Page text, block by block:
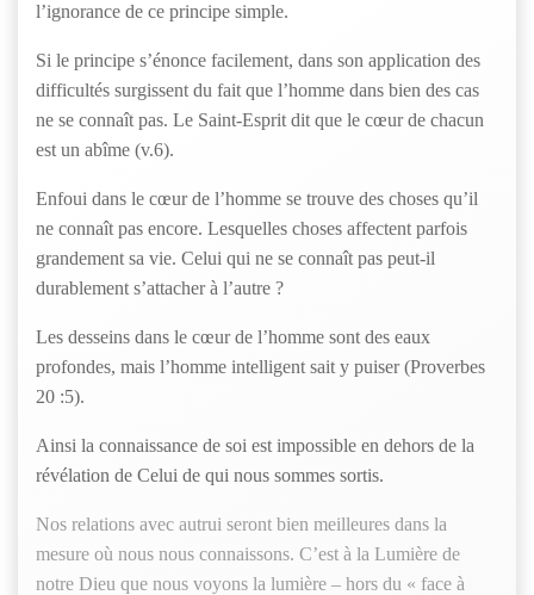
l’ignorance de ce principe simple.
Si le principe s’énonce facilement, dans son application des
difficultés surgissent du fait que l’homme dans bien des cas
ne se connaît pas. Le Saint-Esprit dit que le cœur de chacun
est un abîme (v.6).
Enfoui dans le cœur de l’homme se trouve des choses qu’il
ne connaît pas encore. Lesquelles choses affectent parfois
grandement sa vie. Celui qui ne se connaît pas peut-il
durablement s’attacher à l’autre ?
Les desseins dans le cœur de l’homme sont des eaux
profondes, mais l’homme intelligent sait y puiser (Proverbes
20 :5).
Ainsi la connaissance de soi est impossible en dehors de la
révélation de Celui de qui nous sommes sortis.
Nos relations avec autrui seront bien meilleures dans la
mesure où nous nous connaissons. C’est à la Lumière de
notre Dieu que nous voyons la lumière – hors du « face à